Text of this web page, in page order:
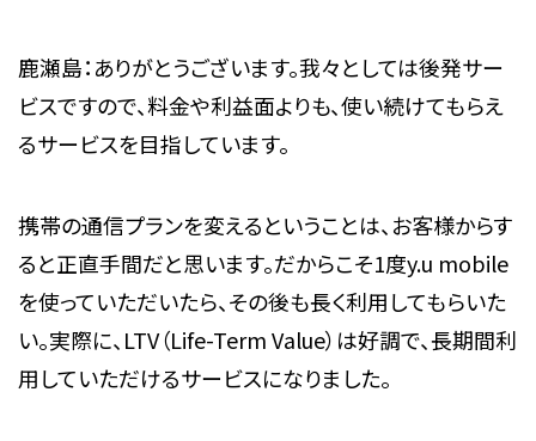
鹿瀬島：ありがとうございます。我々としては後発サー
ビスですので、料金や利益面よりも、使い続けてもらえ
るサービスを目指しています。
携帯の通信プランを変えるということは、お客様からす
ると正直手間だと思います。だからこそ1度y.u mobile
を使っていただいたら、その後も長く利用してもらいた
い。実際に、LTV（Life-Term Value）は好調で、長期間利
用していただけるサービスになりました。